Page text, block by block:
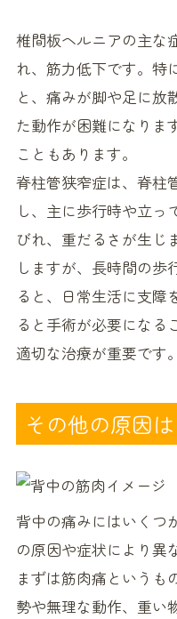
椎間板ヘルニアの主な
れ、筋力低下です。特
と、痛みが脚や足に放
た動作が困難になりま
こともあります。
脊柱管狭窄症は、脊柱
し、主に歩行時や立っ
びれ、重だるさが生じ
しますが、長時間の歩
ると、日常生活に支障
ると手術が必要になる
適切な治療が重要です。
その他の原因は
背中の痛みにはいくつ
の原因や症状により異
まずは筋肉痛というも
勢や無理な動作、重い